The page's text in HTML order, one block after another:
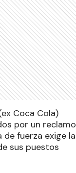
Coca Cola)
por un reclamo
de fuerza exige la
sus puestos